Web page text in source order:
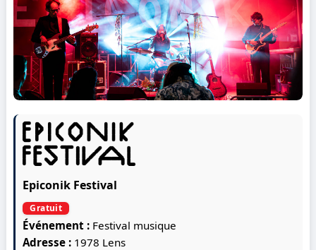
Epiconik Festival
Gratuit
Événement : Festival musique
Adresse : 1978 Lens